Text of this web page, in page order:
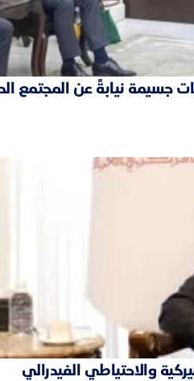
جسيمة نيابةً عن المجتمع
والاحتياطي الفيدرالي